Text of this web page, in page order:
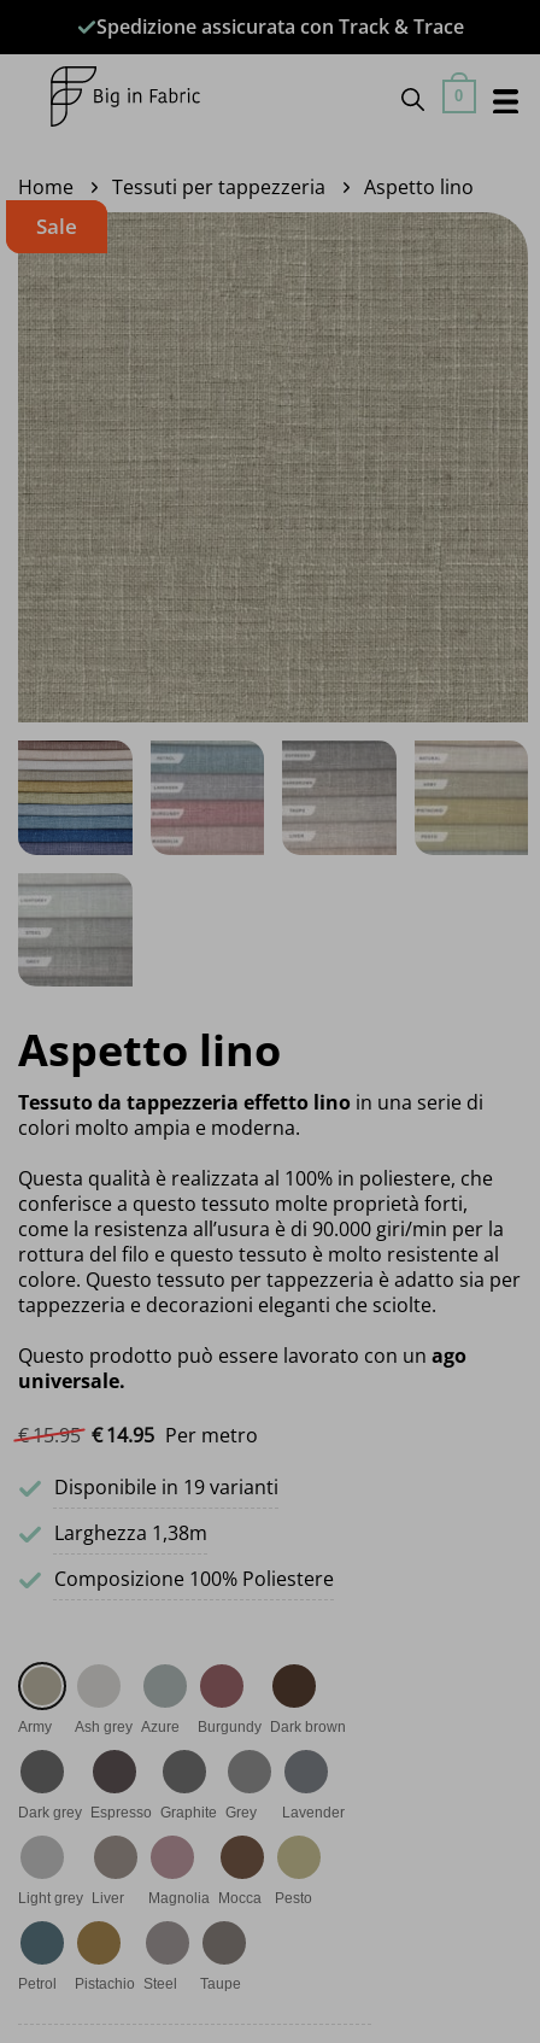
contenuti
Spedizione assicurata con Track & Trace
0
Home Tessuti per tappezzeria Aspetto lino
Sale
Aspetto lino
Tessuto da tappezzeria effetto lino in una serie di
colori molto ampia e moderna.
Questa qualità è realizzata al 100% in poliestere, che
conferisce a questo tessuto molte proprietà forti,
come la resistenza all’usura è di 90.000 giri/min per la
rottura del filo e questo tessuto è molto resistente al
colore. Questo tessuto per tappezzeria è adatto sia per
tappezzeria e decorazioni eleganti che sciolte.
Questo prodotto può essere lavorato con un ago
universale.
€15.95 Il prezzo originale era: €15.95.
€14.95Il prezzo attuale è: €14.95.
Per metro
Disponibile in 19 varianti
Larghezza 1,38m
Composizione 100% Poliestere
Army Ash grey Azure Burgundy Dark brown
Dark grey Espresso Graphite Grey Lavender
Light grey Liver Magnolia Mocca Pesto
Petrol Pistachio Steel Taupe